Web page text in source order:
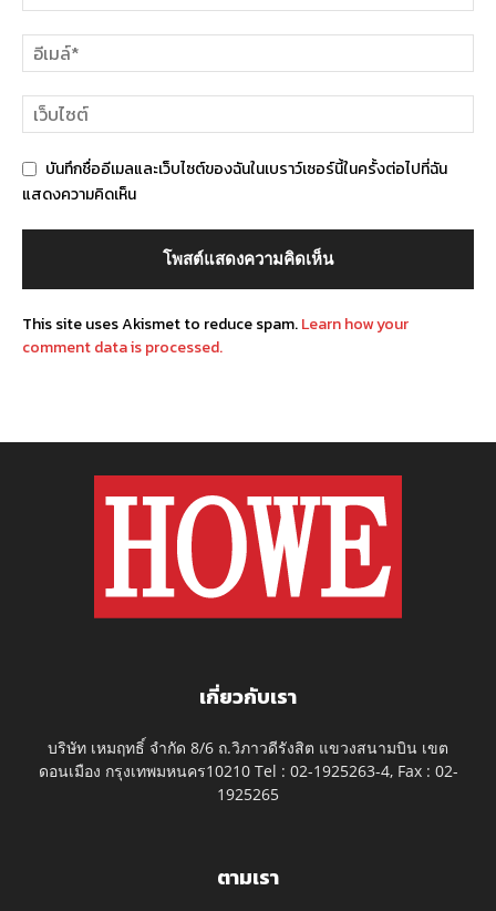
บันทึกชื่ออีเมลและเว็บไซต์ของฉันในเบราว์เซอร์นี้ในครั้งต่อไปที่ฉัน
แสดงความคิดเห็น
This site uses Akismet to reduce spam.Learn how your
comment data is processed.
เกี่ยวกับเรา
บริษัท เหมฤทธิ์ จำกัด 8/6 ถ.วิภาวดีรังสิต แขวงสนามบิน เขต
ดอนเมือง กรุงเทพมหนคร10210 Tel : 02-1925263-4, Fax : 02-
1925265
ตามเรา